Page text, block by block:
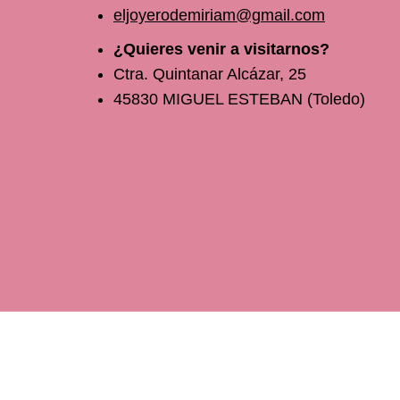
eljoyerodemiriam@gmail.com
¿Quieres venir a visitarnos?
Ctra. Quintanar Alcázar, 25
45830 MIGUEL ESTEBAN (Toledo)